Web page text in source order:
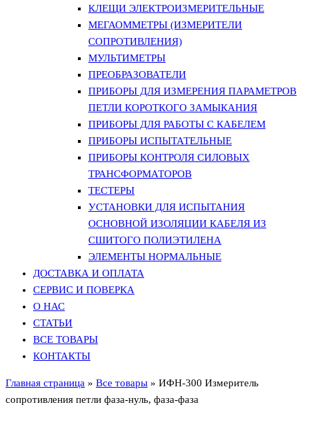
КЛЕЩИ ЭЛЕКТРОИЗМЕРИТЕЛЬНЫЕ
МЕГАОММЕТРЫ (ИЗМЕРИТЕЛИ
СОПРОТИВЛЕНИЯ)
МУЛЬТИМЕТРЫ
ПРЕОБРАЗОВАТЕЛИ
ПРИБОРЫ ДЛЯ ИЗМЕРЕНИЯ ПАРАМЕТРОВ
ПЕТЛИ КОРОТКОГО ЗАМЫКАНИЯ
ПРИБОРЫ ДЛЯ РАБОТЫ С КАБЕЛЕМ
ПРИБОРЫ ИСПЫТАТЕЛЬНЫЕ
ПРИБОРЫ КОНТРОЛЯ СИЛОВЫХ
ТРАНСФОРМАТОРОВ
ТЕСТЕРЫ
УСТАНОВКИ ДЛЯ ИСПЫТАНИЯ
ОСНОВНОЙ ИЗОЛЯЦИИ КАБЕЛЯ ИЗ
СШИТОГО ПОЛИЭТИЛЕНА
ЭЛЕМЕНТЫ НОРМАЛЬНЫЕ
ДОСТАВКА И ОПЛАТА
СЕРВИС И ПОВЕРКА
О НАС
СТАТЬИ
ВСЕ ТОВАРЫ
КОНТАКТЫ
Главная страница » Все товары » ИФН-300 Измеритель
сопротивления петли фаза-нуль, фаза-фаза